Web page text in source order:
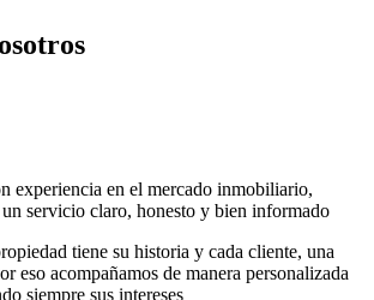
experiencia en el mercado inmobiliario,
servicio claro, honesto y bien informado
tiene su historia y cada cliente, una
eso acompañamos de manera personalizada
siempre sus intereses